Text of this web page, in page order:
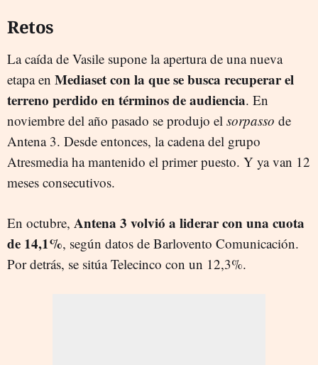
Retos
La caída de Vasile supone la apertura de una nueva
etapa en Mediaset con la que se busca recuperar el
terreno perdido en términos de audiencia. En
noviembre del año pasado se produjo el sorpasso de
Antena 3. Desde entonces, la cadena del grupo
Atresmedia ha mantenido el primer puesto. Y ya van 12
meses consecutivos.
En octubre, Antena 3 volvió a liderar con una cuota
de 14,1%, según datos de Barlovento Comunicación.
Por detrás, se sitúa Telecinco con un 12,3%.